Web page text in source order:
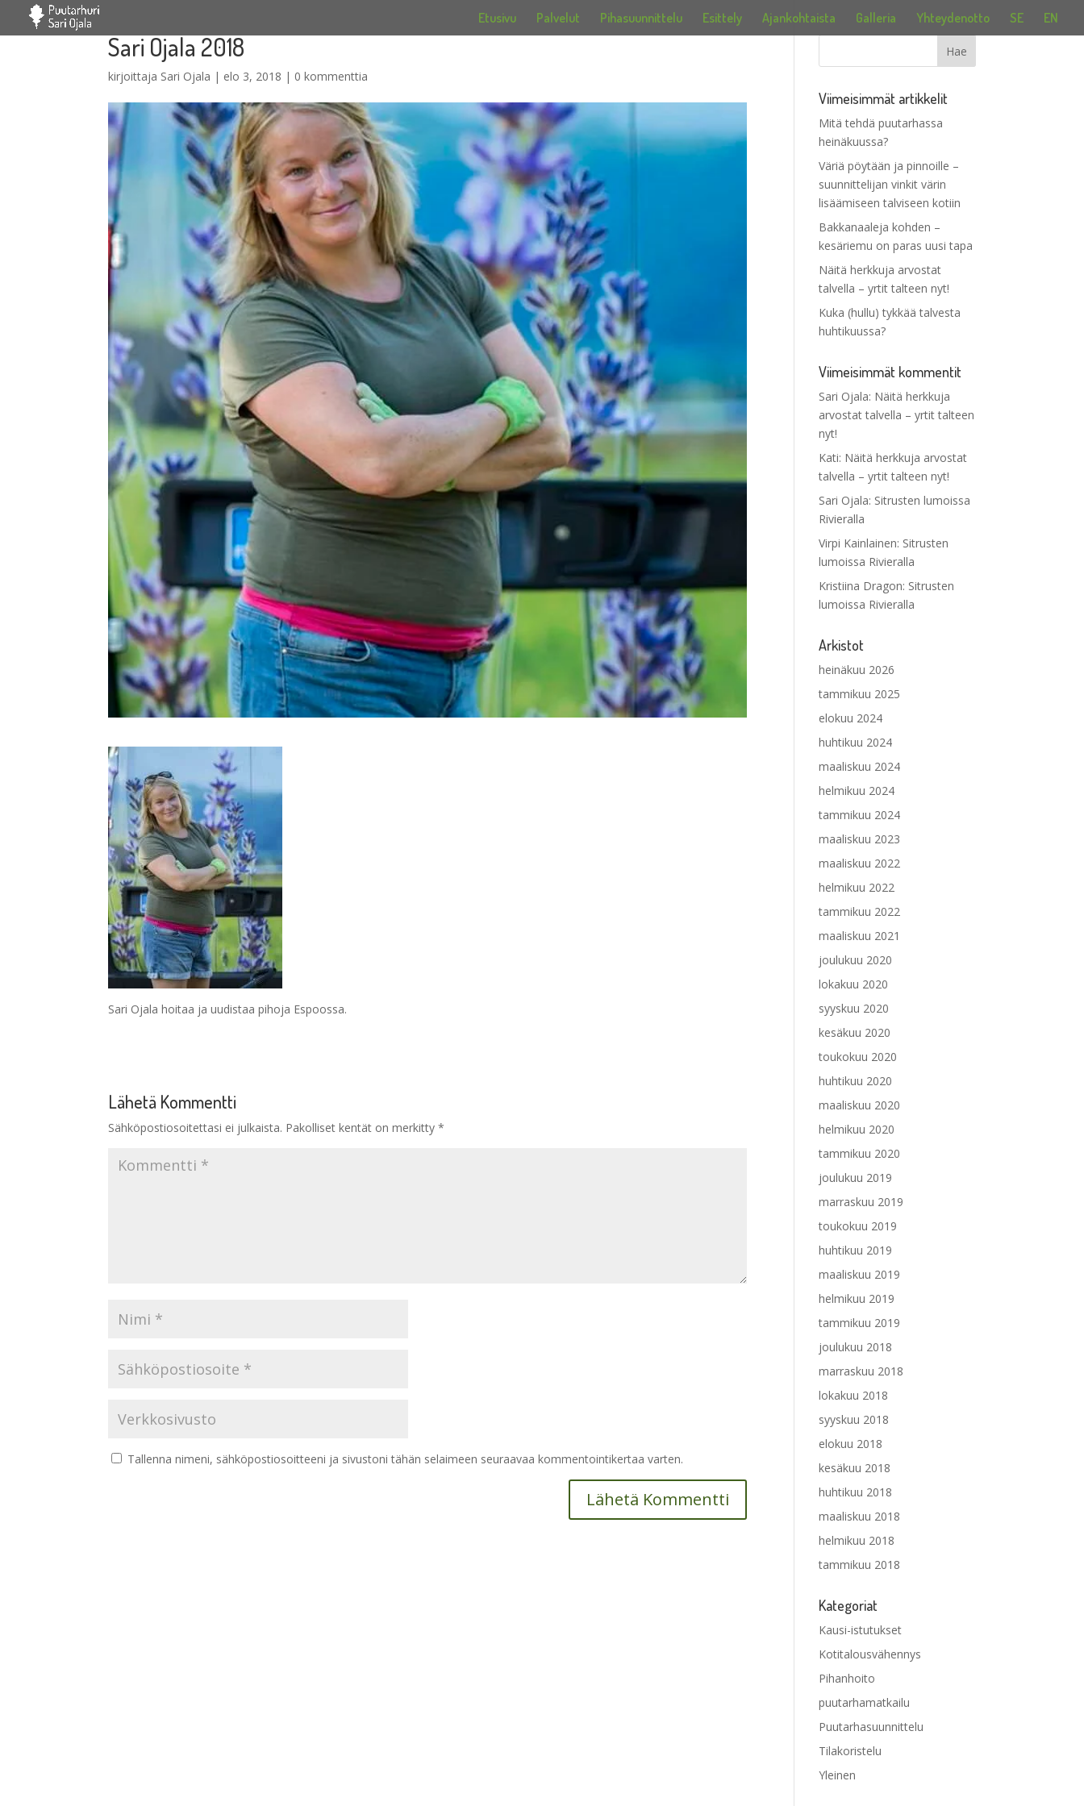
Etusivu Palvelut Pihasuunnittelu Esittely Ajankohtaista Galleria Yhteydenotto SE EN
Sari Ojala 2018
kirjoittaja Sari Ojala | elo 3, 2018 | 0 kommenttia
Sari Ojala hoitaa ja uudistaa pihoja Espoossa.
Lähetä Kommentti
Sähköpostiosoitettasi ei julkaista. Pakolliset kentät on merkitty*
Tallenna nimeni, sähköpostiosoitteeni ja sivustoni tähän selaimeen seuraavaa kommentointikertaa varten.
Viimeisimmät artikkelit
Mitä tehdä puutarhassa
heinäkuussa?
Väriä pöytään ja pinnoille –
suunnittelijan vinkit värin
lisäämiseen talviseen kotiin
Bakkanaaleja kohden –
kesäriemu on paras uusi tapa
Näitä herkkuja arvostat
talvella – yrtit talteen nyt!
Kuka (hullu) tykkää talvesta
huhtikuussa?
Viimeisimmät kommentit
Sari Ojala: Näitä herkkuja
arvostat talvella – yrtit talteen
nyt!
Kati: Näitä herkkuja arvostat
talvella – yrtit talteen nyt!
Sari Ojala: Sitrusten lumoissa
Rivieralla
Virpi Kainlainen: Sitrusten
lumoissa Rivieralla
Kristiina Dragon: Sitrusten
lumoissa Rivieralla
Arkistot
heinäkuu 2026
tammikuu 2025
elokuu 2024
huhtikuu 2024
maaliskuu 2024
helmikuu 2024
tammikuu 2024
maaliskuu 2023
maaliskuu 2022
helmikuu 2022
tammikuu 2022
maaliskuu 2021
joulukuu 2020
lokakuu 2020
syyskuu 2020
kesäkuu 2020
toukokuu 2020
huhtikuu 2020
maaliskuu 2020
helmikuu 2020
tammikuu 2020
joulukuu 2019
marraskuu 2019
toukokuu 2019
huhtikuu 2019
maaliskuu 2019
helmikuu 2019
tammikuu 2019
joulukuu 2018
marraskuu 2018
lokakuu 2018
syyskuu 2018
elokuu 2018
kesäkuu 2018
huhtikuu 2018
maaliskuu 2018
helmikuu 2018
tammikuu 2018
Kategoriat
Kausi-istutukset
Kotitalousvähennys
Pihanhoito
puutarhamatkailu
Puutarhasuunnittelu
Tilakoristelu
Yleinen